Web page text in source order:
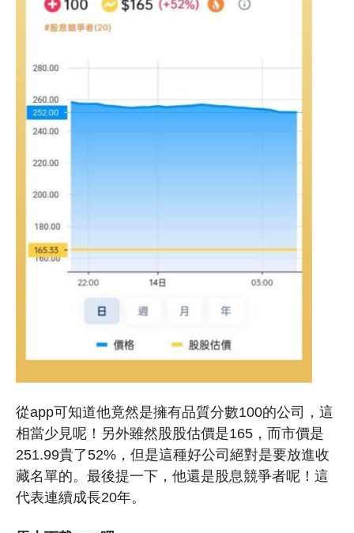
從app可知道他竟然是擁有品質分數100的公司，這
相當少見呢！另外雖然股股估價是165，而市價是
251.99貴了52%，但是這種好公司絕對是要放進收
藏名單的。最後提一下，他還是股息競爭者呢！這
代表連續成長20年。